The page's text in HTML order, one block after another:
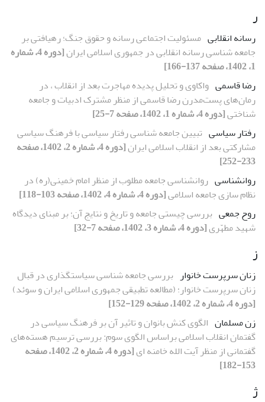
ر
رسانه انقلابی مسئولیت اجتماعی رسانه و حقوق جنگ؛ رهیافتی بر
جامعه شناسی رسانه انقلابی در جمهوری اسلامی ایران
[دوره 4، شماره
1، 1402، صفحه 137-166]
رضا قاسمی واکاوی و تحلیل پدیده مهاجرت بعد از انقلاب ، در
رمان‌های پست‌مدرن رضا قاسمی از منظر مشترک ادبیات و جامعه
شناختی[دوره 4، شماره 1، 1402، صفحه 7-25]
رفتار سیاسی تبیین جامعه شناسی رفتار سیاسی با فرهنگ سیاسی
مشارکتی بعد از انقلاب اسلامی ایران
[دوره 4، شماره 2، 1402، صفحه
233-252]
روانشناسی روانشناسی جامعه مطلوب از منظر امام خمینی(ره) در
نظام سازی جامعه اسلامی[دوره 4، شماره 4، 1402، صفحه 103-118]
روح جمعی بررسی چیستی جامعه و تاریخ و نتایج آن؛ بر مبنای دیدگاه
شهید مطهّری[دوره 4، شماره 3، 1402، صفحه 7-32]
ز
زنان سرپرست خانوار بررسی جامعه شناسی سیاستگذاری در قبال
زنان سرپرست خانوار؛ (مطالعه تطبیقی جمهوری اسلامی ایران و سوئد)
[دوره 4، شماره 2، 1402، صفحه 129-152]
زن مسلمان الگوی کنش بانوان و تاثیر آن بر فرهنگ سیاسی در
گفتمان انقلاب اسلامی براساس الگوی سوم: بررسی ترسیم هسته‌های
گفتمانی از منظر آیت الله خامنه ای
[دوره 4، شماره 2، 1402، صفحه
153-182]
ژ